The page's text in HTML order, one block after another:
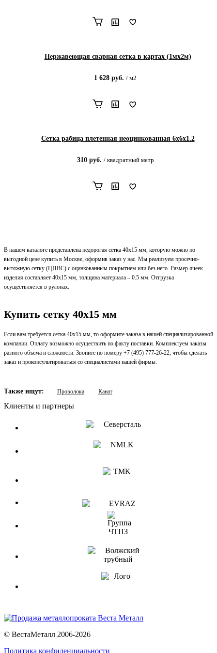
Нержавеющая сварная сетка в картах (1мх2м)
1 628 руб. / м2
Сетка рабица плетенная неоцинкованная 6х6х1.2
310руб. / квадратный метр
В нашем каталоге представлена недорогая сетка 40х15 мм, которую можно по
выгодной цене купить в Москве, оформив заказ у нас. Мы реализуем просечно-
вытяжную сетку (ЦПВС) с оцинкованным покрытием или без него. Размер ячеек
изделия составляет 40х15 мм, толщина материала – 0.5 мм. Отгрузка
осуществляется в рулонах.
Купить сетку 40х15 мм
Если вам требуется сетка 40х15 мм, то оформите заказа в нашей специализированной
компании. Оплату возможно осуществить по факту поставки. Комплектуем заказы
разного объема и сложности. Звоните по номеру +7 (495) 777-26-22, чтобы сделать
заказ и проконсультироваться со специалистами нашей фирмы.
Также ищут: Проволока Канат
Клиенты и партнеры
© ВестаМеталл 2006-2026
Политика конфиденциальности